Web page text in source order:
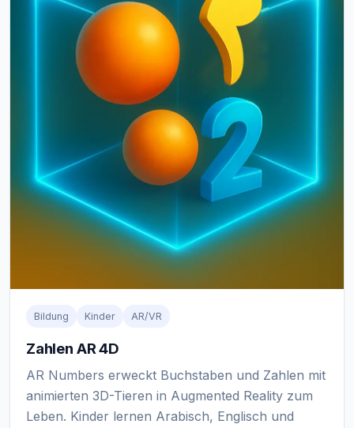
Bildung Kinder AR/VR
Zahlen AR 4D
AR Numbers erweckt Buchstaben und Zahlen mit
animierten 3D-Tieren in Augmented Reality zum
Leben. Kinder lernen Arabisch, Englisch und